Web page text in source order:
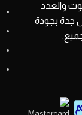
والعدد
جدة بجودة